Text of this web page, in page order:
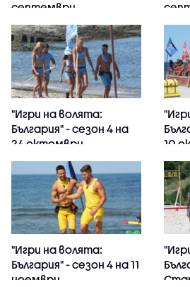
септември
"Игри на волята:
България" - сезон 4 на
24 октомври
10
"Игри на волята:
България" - сезон 4 на 11
ноември